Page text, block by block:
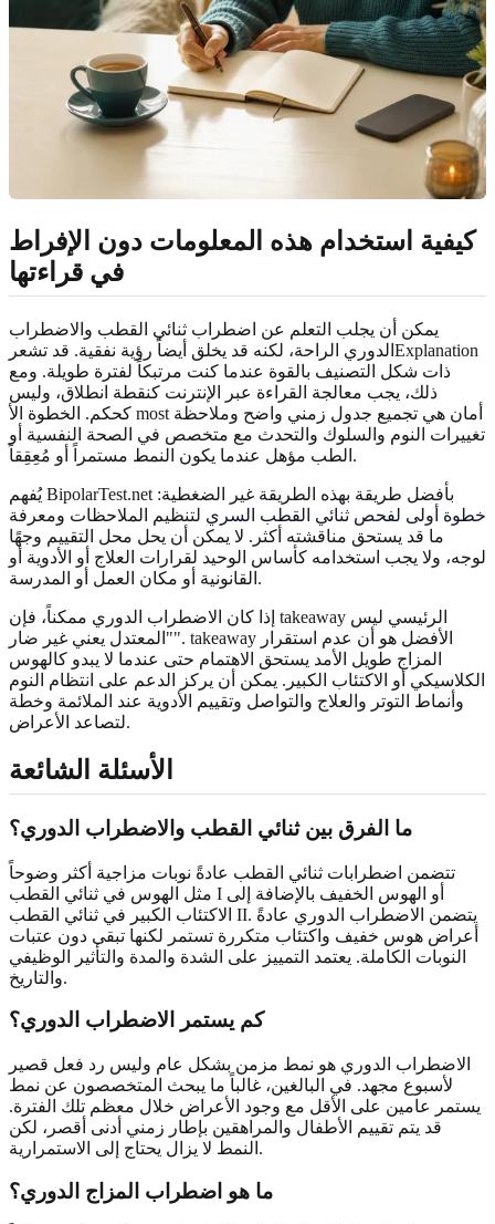
كيفية استخدام هذه المعلومات دون الإفراط
في قراءتها
يمكن أن يجلب التعلم عن اضطراب ثنائي القطب والاضطراب
الدوري الراحة، لكنه قد يخلق أيضاً رؤية نفقية. قد تشعرExplanation
ذات شكل التصنيف بالقوة عندما كنت مرتبكاً لفترة طويلة. ومع
ذلك، يجب معالجة القراءة عبر الإنترنت كنقطة انطلاق، وليس
كحكم. الخطوة الأ most أمان هي تجميع جدول زمني واضح وملاحظة
تغييرات النوم والسلوك والتحدث مع متخصص في الصحة النفسية أو
الطب مؤهل عندما يكون النمط مستمراً أو مُعِقِقاً.
يُفهم BipolarTest.net بأفضل طريقة بهذه الطريقة غير الضغطية:
خطوة أولى لفحص ثنائي القطب السري لتنظيم الملاحظات ومعرفة
ما قد يستحق مناقشته أكثر. لا يمكن أن يحل محل التقييم وجهًا
لوجه، ولا يجب استخدامه كأساس الوحيد لقرارات العلاج أو الأدوية أو
القانونية أو مكان العمل أو المدرسة.
إذا كان الاضطراب الدوري ممكناً، فإن takeaway الرئيسي ليس
"المعتدل يعني غير ضار". takeaway الأفضل هو أن عدم استقرار
المزاج طويل الأمد يستحق الاهتمام حتى عندما لا يبدو كالهوس
الكلاسيكي أو الاكتئاب الكبير. يمكن أن يركز الدعم على انتظام النوم
وأنماط التوتر والعلاج والتواصل وتقييم الأدوية عند الملائمة وخطة
لتصاعد الأعراض.
الأسئلة الشائعة
ما الفرق بين ثنائي القطب والاضطراب الدوري؟
تتضمن اضطرابات ثنائي القطب عادةً نوبات مزاجية أكثر وضوحاً
مثل الهوس في ثنائي القطب I أو الهوس الخفيف بالإضافة إلى
الاكتئاب الكبير في ثنائي القطب II. يتضمن الاضطراب الدوري عادةً
أعراض هوس خفيف واكتئاب متكررة تستمر لكنها تبقى دون عتبات
النوبات الكاملة. يعتمد التمييز على الشدة والمدة والتأثير الوظيفي
والتاريخ.
كم يستمر الاضطراب الدوري؟
الاضطراب الدوري هو نمط مزمن بشكل عام وليس رد فعل قصير
لأسبوع مجهد. في البالغين، غالباً ما يبحث المتخصصون عن نمط
يستمر عامين على الأقل مع وجود الأعراض خلال معظم تلك الفترة.
قد يتم تقييم الأطفال والمراهقين بإطار زمني أدنى أقصر، لكن
النمط لا يزال يحتاج إلى الاستمرارية.
ما هو اضطراب المزاج الدوري؟